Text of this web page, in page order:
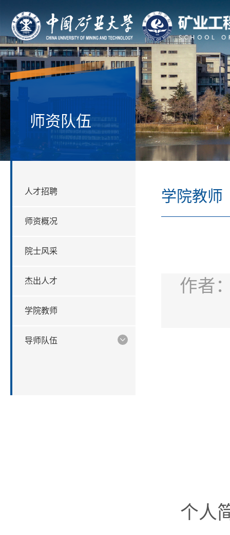
师资队伍
人才招聘
师资概况
院士风采
杰出人才
学院教师
导师队伍
学院教师
作者
个人